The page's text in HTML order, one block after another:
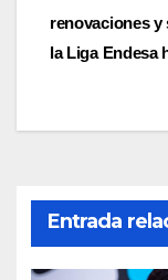
de
renovaciones y
la Liga Endesa
Entrada